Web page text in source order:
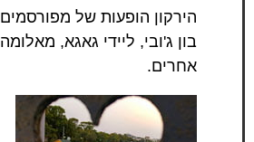
הירקון הופעות של
בון ג'ובי, ליידי גאגא,
אחרים.